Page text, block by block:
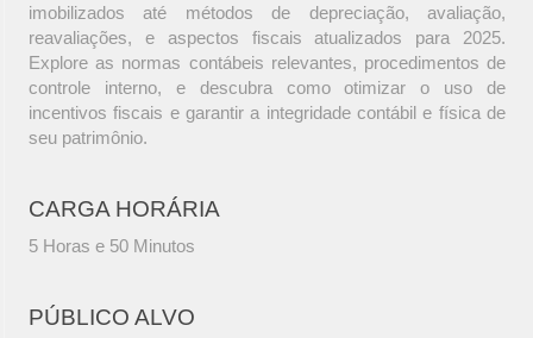
imobilizados até métodos de depreciação, avaliação,
reavaliações, e aspectos fiscais atualizados para 2025.
Explore as normas contábeis relevantes, procedimentos de
controle interno, e descubra como otimizar o uso de
incentivos fiscais e garantir a integridade contábil e física de
seu patrimônio.
CARGA HORÁRIA
5 Horas e 50 Minutos
PÚBLICO ALVO